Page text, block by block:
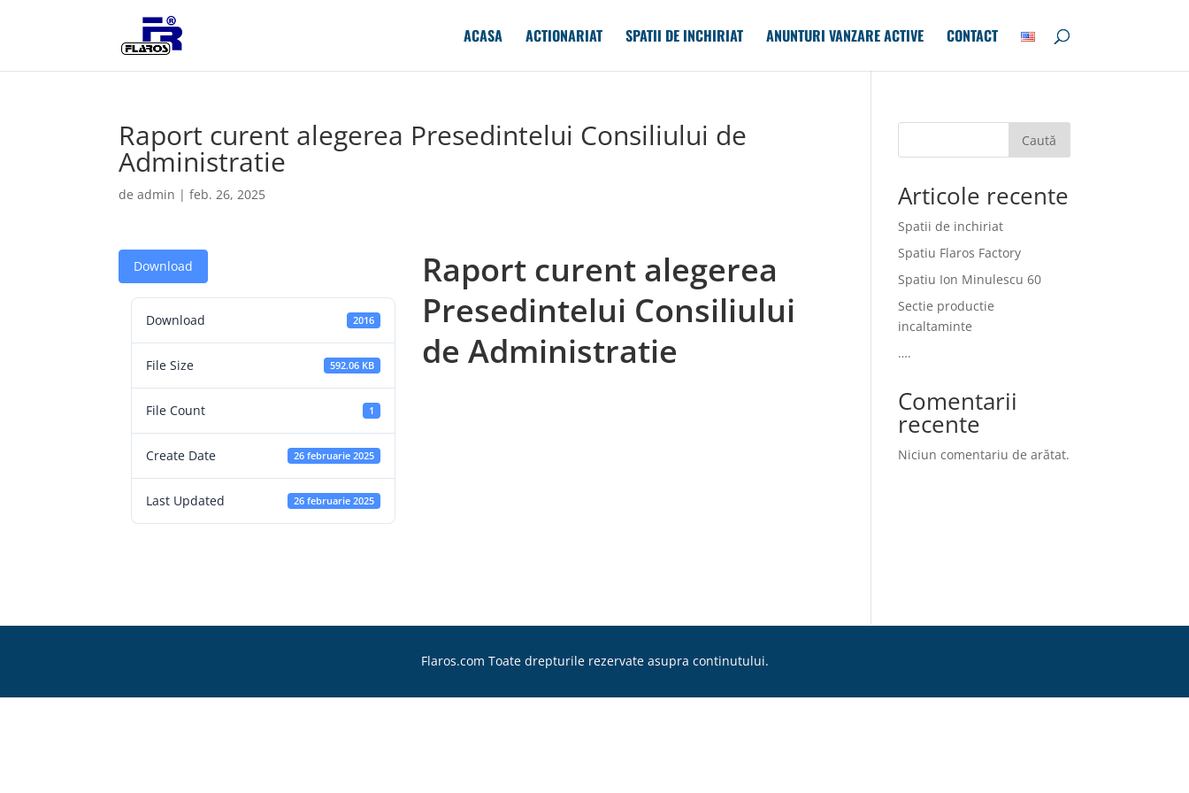
ACASA ACTIONARIAT SPATII DE INCHIRIAT ANUNTURI VANZARE ACTIVE CONTACT
Raport curent alegerea Presedintelui Consiliului de
Administratie
deadmin |feb. 26, 2025
Download
Download 2016
File Size 592.06 KB
File Count 1
Create Date 26 februarie 2025
Last Updated 26 februarie 2025
Raport curent alegerea
Presedintelui Consiliului
de Administratie
Caută
Articole recente
Spatii de inchiriat
Spatiu Flaros Factory
Spatiu Ion Minulescu 60
Sectie productie
incaltaminte
….
Comentarii
recente
Niciun comentariu de arătat.
Flaros.com Toate drepturile rezervate asupra continutului.